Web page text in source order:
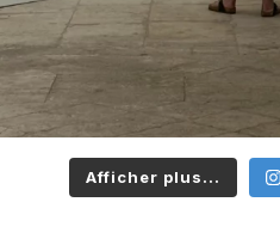
Afficher plus...